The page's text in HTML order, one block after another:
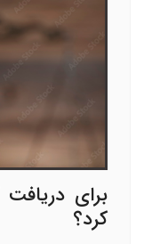
برای
کرد؟